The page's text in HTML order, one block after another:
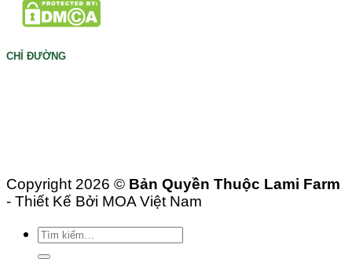
CHỈ ĐƯỜNG
Copyright 2026 © Bản Quyền Thuộc Lami Farm
- Thiết Kế Bởi MOA Việt Nam
Tìm